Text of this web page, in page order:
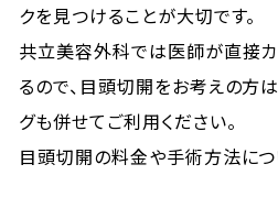
クを見つけることが大切です。
共立美容外科では医師が直接カ
るので、目頭切開をお考えの方
グも併せてご利用ください。
目頭切開の料金や手術方法につ